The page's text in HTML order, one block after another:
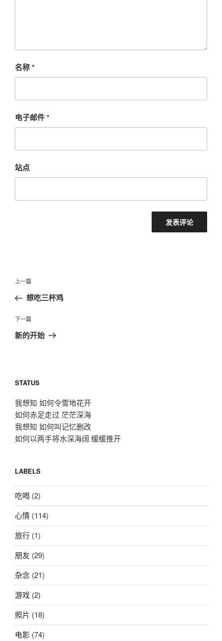
名称*
电子邮件*
站点
文
导
航
上
一
文
章
上一篇
想吃三杯鸡
下
一
下一篇
新的开始
STATUS
我想知 如何令雪地花开
如何赤足走过 茫茫深海
我想知 如何叫记忆删改
如何以两手将水深海阔 缓缓推开
LABELS
吃喝 (2)
心情 (114)
旅行 (1)
朋友 (29)
杂念 (21)
游戏 (2)
照片 (18)
电影 (74)